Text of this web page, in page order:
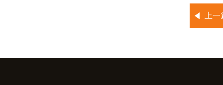
上